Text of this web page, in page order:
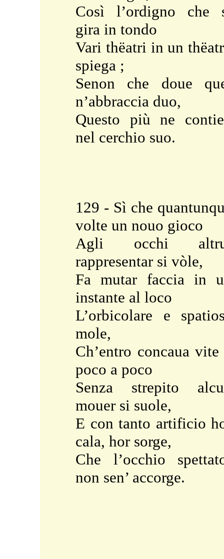
Così l’ordigno che
gira in tondo
Vari thëatri in un
spiega ;
Senon che doue
n’abbraccia duo,
Questo più ne
nel cerchio suo.
129 - Sì che
volte un nouo gioco
Agli occhi
rappresentar si vòle,
Fa mutar faccia in
instante al loco
L’orbicolare e
mole,
Ch’entro concaua vite
poco a poco
Senza strepito
mouer si suole,
E con tanto artificio
cala, hor sorge,
Che l’occhio
non sen’ accorge.